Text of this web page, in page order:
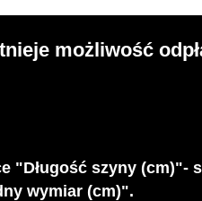
możliwość
"Długość szyny
wymiar (cm)".